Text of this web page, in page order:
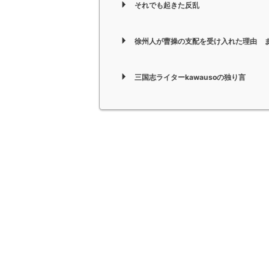
それでも起きた反乱
徐州人が曹操の支配を受け入れた理由
三国志ライターkawausoの独り言